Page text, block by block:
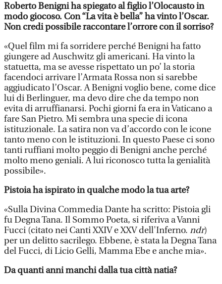
Roberto Benigni ha spiegato al figlio l’Olocausto in
modo giocoso. Con “La vita è bella” ha vinto l’Oscar.
Non credi possibile raccontare l’orrore con il sorriso?
«Quel film mi fa sorridere perché Benigni ha fatto
giungere ad Auschwitz gli americani. Ha vinto la
statuetta, ma se avesse rispettato un po’ la storia
facendoci arrivare l’Armata Rossa non si sarebbe
aggiudicato l’Oscar. A Benigni voglio bene, come dice
lui di Berlinguer, ma devo dire che da tempo non
evita di arruffianarsi. Pochi giorni fa era in Vaticano a
fare San Pietro. Mi sembra una specie di icona
istituzionale. La satira non va d’accordo con le icone
tanto meno con le istituzioni. In questo Paese ci sono
tanti ruffiani molto peggio di Benigni anche perché
molto meno geniali. A lui riconosco tutta la genialità
possibile».
Pistoia ha ispirato in qualche modo la tua arte?
«Sulla Divina Commedia Dante ha scritto: Pistoia gli
fu Degna Tana. Il Sommo Poeta, si riferiva a Vanni
Fucci (citato nei Canti XXIV e XXV dell'Inferno. ndr)
per un delitto sacrilego. Ebbene, è stata la Degna Tana
del Fucci, di Licio Gelli, Mamma Ebe e anche mia».
Da quanti anni manchi dalla tua città natia?